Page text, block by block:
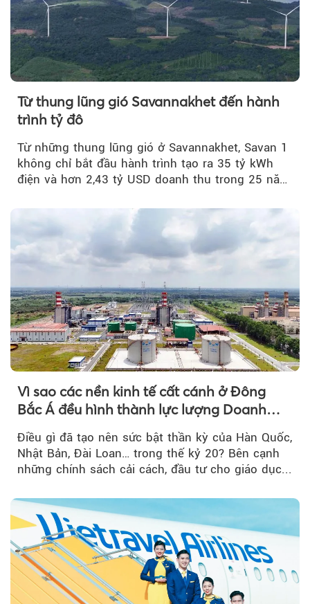
Từ thung lũng gió Savannakhet đến hành
trình tỷ đô
Từ những thung lũng gió ở Savannakhet, Savan 1
không chỉ bắt đầu hành trình tạo ra 35 tỷ kWh
điện và hơn 2,43 tỷ USD doanh thu trong 25 năm
Vì sao các nền kinh tế cất cánh ở Đông
Bắc Á đều hình thành lực lượng Doanh
nghiệp Quốc gia?
Điều gì đã tạo nên sức bật thần kỳ của Hàn Quốc,
Nhật Bản, Đài Loan… trong thế kỷ 20? Bên cạnh
những chính sách cải cách, đầu tư cho giáo dục...